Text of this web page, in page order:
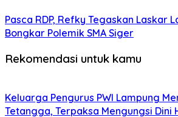
Pasca RDP, Refky Tegaskan Laskar
Bongkar Polemik SMA Siger
Rekomendasi untuk kamu
Keluarga Pengurus PWI Lampung
Tetangga, Terpaksa Mengungsi Dini